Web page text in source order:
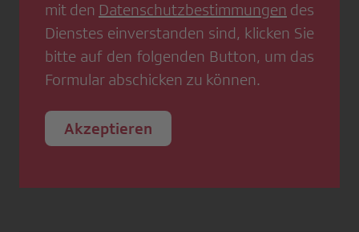
mit den Datenschutzbestimmungen des
Dienstes einverstanden sind, klicken Sie
bitte auf den folgenden Button, um das
Formular abschicken zu können.
Akzeptieren